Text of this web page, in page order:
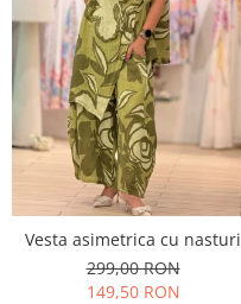
Vesta asimetrica cu nasturi
299,00 RON
149,50 RON